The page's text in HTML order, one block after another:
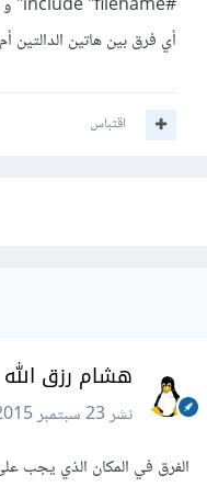
أي فرق بين هاتين الدالتين
اقتباس
هشام رزق الله
نشر23 سبتمبر 2015